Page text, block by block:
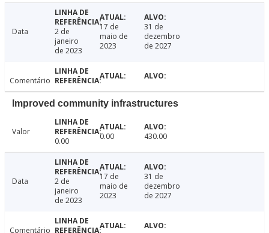
Data
2 de
janeiro
de 2023
17 de
maio de
2023
31 de
dezembro
de 2027
Comentário
Improved community infrastructures
Valor
0.00
0.00 430.00
Data
2 de
janeiro
de 2023
17 de
maio de
2023
31 de
dezembro
de 2027
Comentário